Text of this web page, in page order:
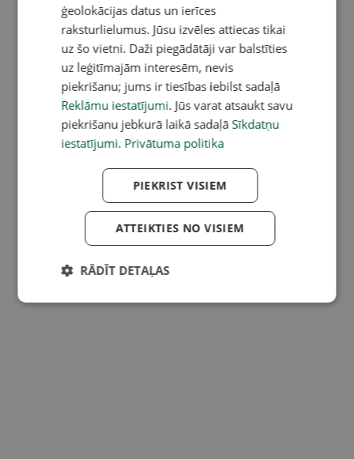
ģeolokācijas datus un ierīces
raksturlielumus. Jūsu izvēles attiecas tikai
uz šo vietni. Daži piegādātāji var balstīties
uz leģitīmajām interesēm, nevis
piekrišanu; jums ir tiesības iebilst sadaļā
Reklāmu iestatījumi. Jūs varat atsaukt savu
piekrišanu jebkurā laikā sadaļā Sīkdatņu
iestatījumi. Privātuma politika
PIEKRIST VISIEM
ATTEIKTIES NO VISIEM
RĀDĪT DETAĻAS